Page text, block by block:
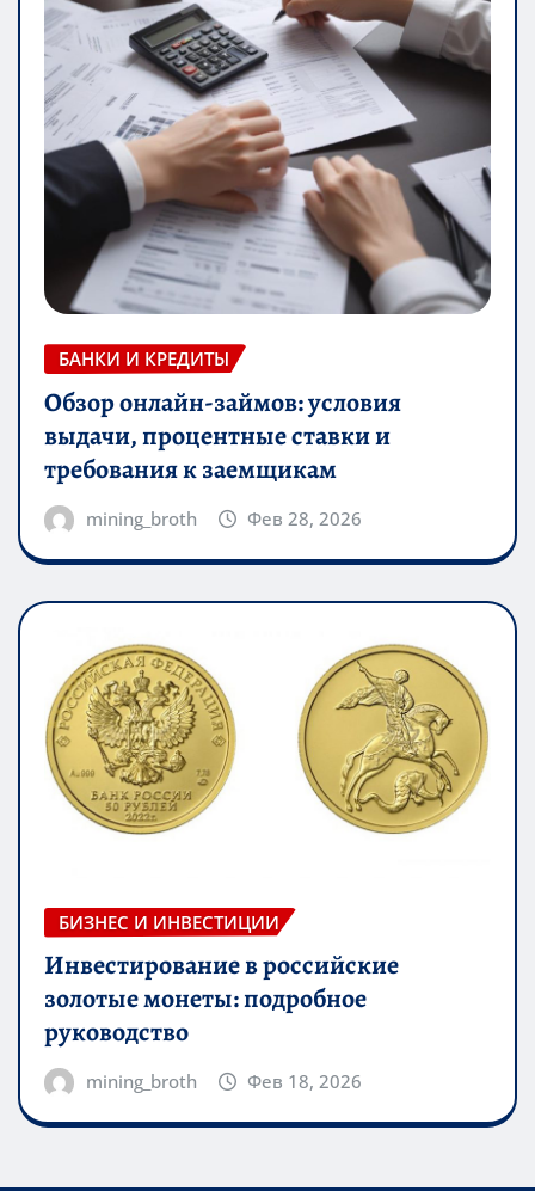
БАНКИ И КРЕДИТЫ
Обзор онлайн-займов: условия
выдачи, процентные ставки и
требования к заемщикам
mining_broth Фев 28, 2026
БИЗНЕС И ИНВЕСТИЦИИ
Инвестирование в российские
золотые монеты: подробное
руководство
mining_broth Фев 18, 2026